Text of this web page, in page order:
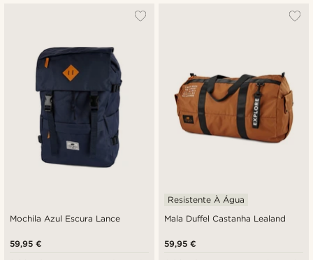
Mochila Azul Escura Lance
59,95 €
Mala Duffel Castanha Lealand
Resistente À Água
59,95 €